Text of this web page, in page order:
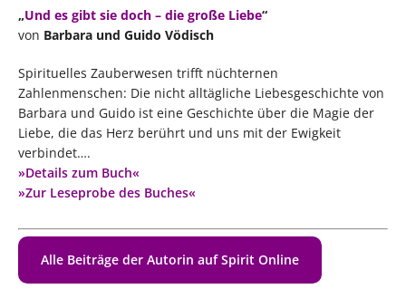
„Und es gibt sie doch – die große Liebe“
von Barbara und Guido Vödisch
Spirituelles Zauberwesen trifft nüchternen
Zahlenmenschen: Die nicht alltägliche Liebesgeschichte von
Barbara und Guido ist eine Geschichte über die Magie der
Liebe, die das Herz berührt und uns mit der Ewigkeit
verbindet….
»Details zum Buch«
»Zur Leseprobe des Buches«
Alle Beiträge der Autorin auf Spirit Online